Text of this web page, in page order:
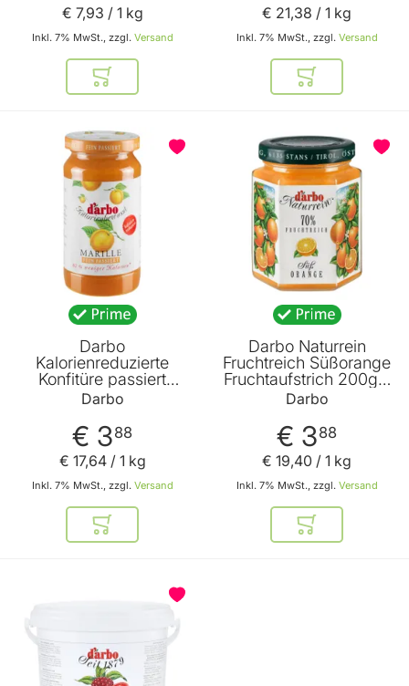
Inkl. 7% MwSt., zzgl. Versand
€ 7,93 / 1 kg
In den Warenkorb
Inkl. 7% MwSt., zzgl. Versand
€ 21,38 / 1 kg
In den
Darbo
Kalorienreduzierte
Konfitüre passiert
Marille (Aprikose)
Darbo
€ 388
Inkl. 7% MwSt., zzgl. Versand
€ 17,64/ 1 kg
In den Warenkorb
Darbo Naturrein
Fruchtreich Süßorange
Fruchtaufstrich 200g –
Orangen Aufstrich
Darbo
€ 388
Inkl. 7% MwSt., zzgl. Versand
€ 19,40 / 1 kg
In den